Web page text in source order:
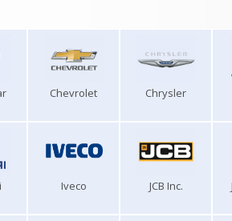
Chevrolet Chrysler
Iveco JCB Inc.